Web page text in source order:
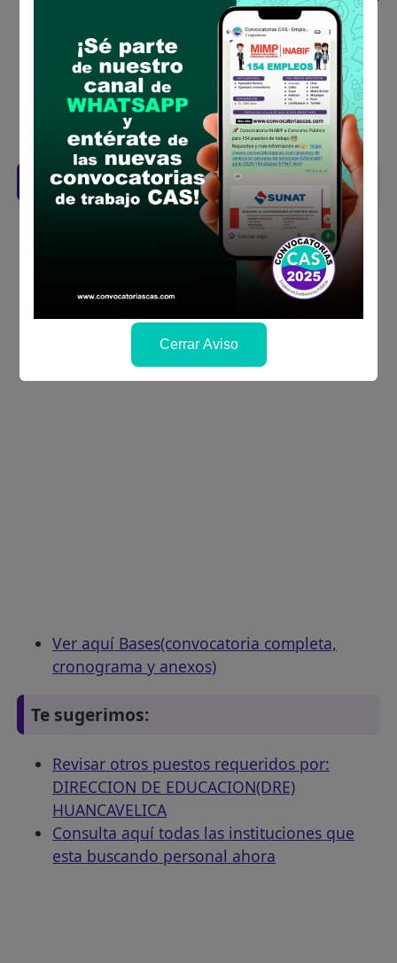
requisitos para el puesto
Prepara tu documentación y presentalo en
la fechas y por los medios que indica las
bases
Revisar el cronograma para conocer cuando
se publicará los resultados
Descarga aquí las Bases
Ver aquí Bases(convocatoria completa,
cronograma y anexos)
Te sugerimos:
Revisar otros puestos requeridos por:
DIRECCION DE EDUCACION(DRE)
HUANCAVELICA
Consulta aquí todas las instituciones que
esta buscando personal ahora
Cerrar Aviso